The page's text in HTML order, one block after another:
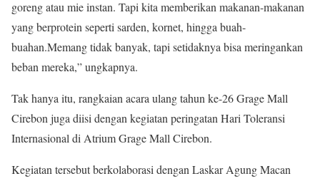
goreng atau mie instan. Tapi kita memberikan makanan-makanan
yang berprotein seperti sarden, kornet, hingga buah-
buahan.Memang tidak banyak, tapi setidaknya bisa meringankan
beban mereka,” ungkapnya.
Tak hanya itu, rangkaian acara ulang tahun ke-26 Grage Mall
Cirebon juga diisi dengan kegiatan peringatan Hari Toleransi
Internasional di Atrium Grage Mall Cirebon.
Kegiatan tersebut berkolaborasi dengan Laskar Agung Macan